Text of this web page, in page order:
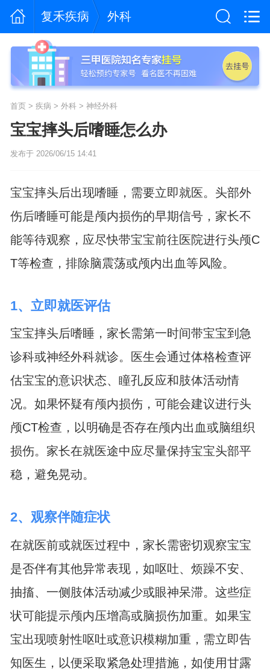
复禾疾病 外科
首页> 疾病 > 外科> 神经外科
宝宝摔头后嗜睡怎么办
发布于 2026/06/15 14:41
宝宝摔头后出现嗜睡，需要立即就医。头部外
伤后嗜睡可能是颅内损伤的早期信号，家长不
能等待观察，应尽快带宝宝前往医院进行头颅C
T等检查，排除脑震荡或颅内出血等风险。
1、立即就医评估
宝宝摔头后嗜睡，家长需第一时间带宝宝到急
诊科或神经外科就诊。医生会通过体格检查评
估宝宝的意识状态、瞳孔反应和肢体活动情
况。如果怀疑有颅内损伤，可能会建议进行头
颅CT检查，以明确是否存在颅内出血或脑组织
损伤。家长在就医途中应尽量保持宝宝头部平
稳，避免晃动。
2、观察伴随症状
在就医前或就医过程中，家长需密切观察宝宝
是否伴有其他异常表现，如呕吐、烦躁不安、
抽搐、一侧肢体活动减少或眼神呆滞。这些症
状可能提示颅内压增高或脑损伤加重。如果宝
宝出现喷射性呕吐或意识模糊加重，需立即告
知医生，以便采取紧急处理措施，如使用甘露